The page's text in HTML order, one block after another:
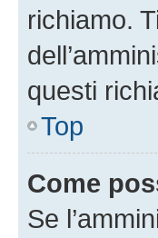
richiamo.
questi
Top
Come
Se